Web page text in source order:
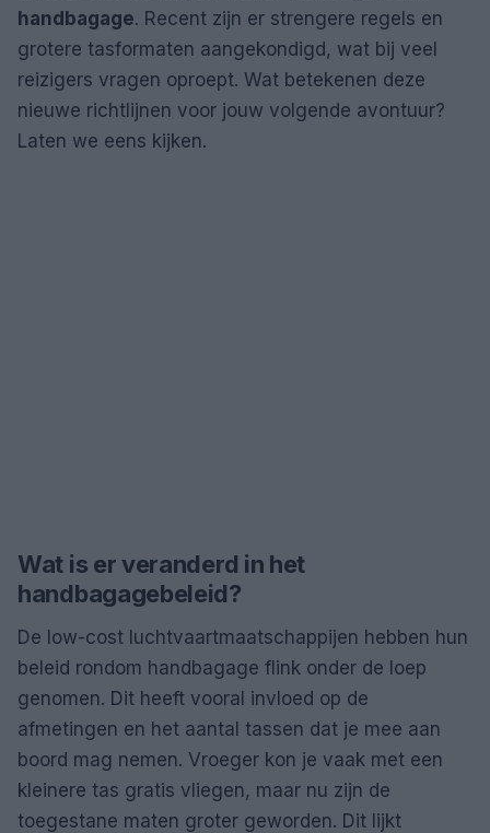
handbagage. Recent zijn er strengere regels en
grotere tasformaten aangekondigd, wat bij veel
reizigers vragen oproept. Wat betekenen deze
nieuwe richtlijnen voor jouw volgende avontuur?
Laten we eens kijken.
Wat is er veranderd in het
handbagagebeleid?
De low-cost luchtvaartmaatschappijen hebben hun
beleid rondom handbagage flink onder de loep
genomen. Dit heeft vooral invloed op de
afmetingen en het aantal tassen dat je mee aan
boord mag nemen. Vroeger kon je vaak met een
kleinere tas gratis vliegen, maar nu zijn de
toegestane maten groter geworden. Dit lijkt